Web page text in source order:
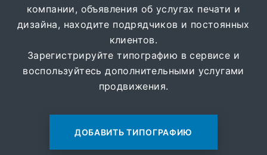
компании, объявления об услугах печати и
дизайна, находите подрядчиков и постоянных
клиентов.
Зарегистрируйте типографию в сервисе и
воспользуйтесь дополнительными услугами
продвижения.
ДОБАВИТЬ ТИПОГРАФИЮ